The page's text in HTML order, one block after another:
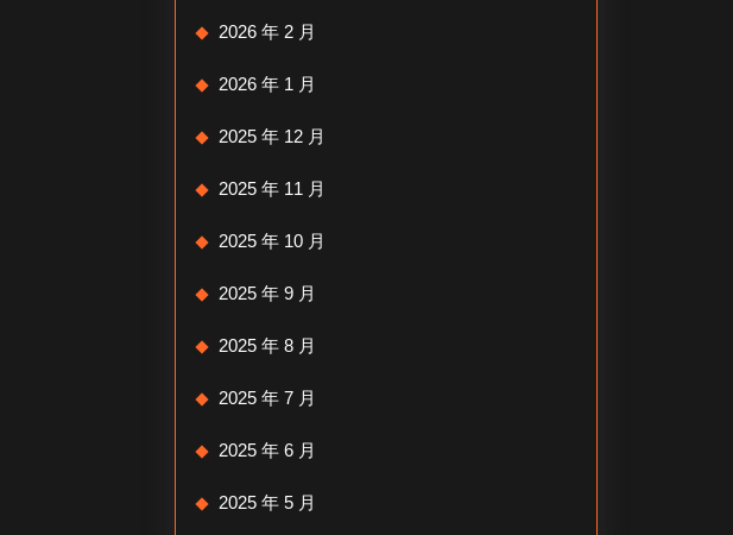
2026 年 2 月
2026 年 1 月
2025 年 12 月
2025 年 11 月
2025 年 10 月
2025 年 9 月
2025 年 8 月
2025 年 7 月
2025 年 6 月
2025 年 5 月